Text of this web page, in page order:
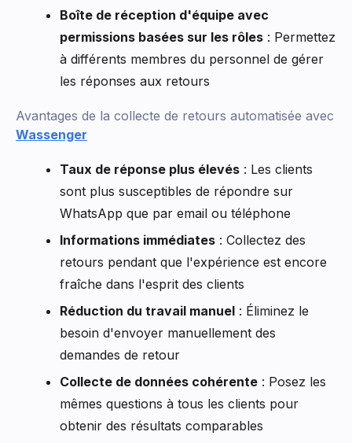
Boîte de réception d'équipe avec
permissions basées sur les rôles : Permettez
à différents membres du personnel de gérer
les réponses aux retours
Avantages de la collecte de retours automatisée avec
Wassenger
Taux de réponse plus élevés : Les clients
sont plus susceptibles de répondre sur
WhatsApp que par email ou téléphone
Informations immédiates : Collectez des
retours pendant que l'expérience est encore
fraîche dans l'esprit des clients
Réduction du travail manuel : Éliminez le
besoin d'envoyer manuellement des
demandes de retour
Collecte de données cohérente : Posez les
mêmes questions à tous les clients pour
obtenir des résultats comparables